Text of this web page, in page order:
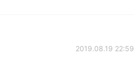
2019.08.19 22:59